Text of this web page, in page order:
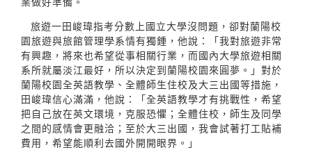
旅遊一田峻瑋指考分數上國立大學沒問題，卻對蘭陽校
園旅遊與旅館管理學系情有獨鍾，他說：「我對旅遊非常
有興趣，將來也希望從事相關行業，而國內大學旅遊相關
系所就屬淡江最好，所以決定到蘭陽校園來圓夢。」對於
蘭陽校園全英語教學、全體師生住校及大三出國等措施，
田峻瑋信心滿滿，他說：「全英語教學才有挑戰性，希望
把自己放在英文環境，克服恐懼；全體住校，師生及同學
之間的感情會更融洽；至於大三出國，我會試著打工貼補
費用，希望能順利去國外開開眼界。」